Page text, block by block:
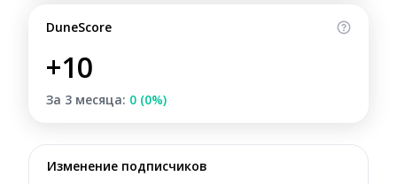
DuneScore
+10
За 3 месяца: 0 (0%)
Изменение подписчиков